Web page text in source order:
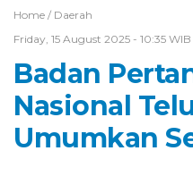
Home / Daerah
Friday, 15 August 2025 - 10:35 WIB
Badan
Nasional
Umumkan